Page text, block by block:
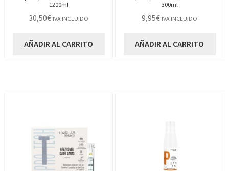
1200ml
30,50€ IVA INCLUIDO
AÑADIR AL CARRITO
300ml
9,95€ IVA INCLUIDO
AÑADIR AL CARRITO